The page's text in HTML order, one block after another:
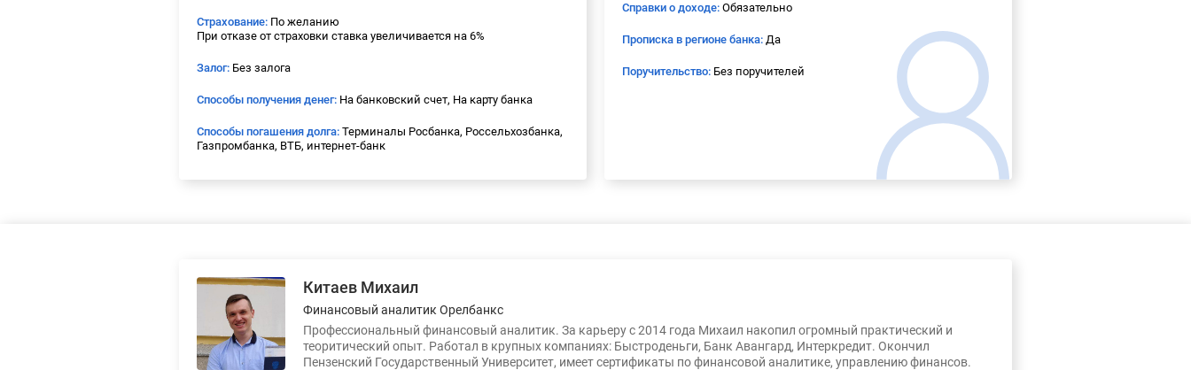
Страхование: По желанию
При отказе от страховки ставка увеличивается на 6%
Залог: Без залога
Способы получения денег: На банковский счет, На карту банка
Способы погашения долга: Терминалы Росбанка, Россельхозбанка,
Газпромбанка, ВТБ, интернет-банк
Справки о доходе: Обязательно
Прописка в регионе банка: Да
Поручительство: Без поручителей
Китаев Михаил
Финансовый аналитик Орелбанкс
Профессиональный финансовый аналитик. За карьеру с 2014 года Михаил накопил огромный практический и
теоритический опыт. Работал в крупных компаниях: Быстроденьги, Банк Авангард, Интеркредит. Окончил
Пензенский Государственный Университет, имеет сертификаты по финансовой аналитике, управлению финансов.